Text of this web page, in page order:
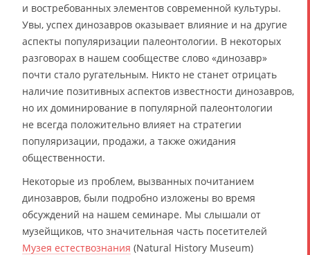
и востребованных элементов современной культуры.
Увы, успех динозавров оказывает влияние и на другие
аспекты популяризации палеонтологии. В некоторых
разговорах в нашем сообществе слово «динозавр»
почти стало ругательным. Никто не станет отрицать
наличие позитивных аспектов известности динозавров,
но их доминирование в популярной палеонтологии
не всегда положительно влияет на стратегии
популяризации, продажи, а также ожидания
общественности.
Некоторые из проблем, вызванных почитанием
динозавров, были подробно изложены во время
обсуждений на нашем семинаре. Мы слышали от
музейщиков, что значительная часть посетителей
Музея естествознания (Natural History Museum)